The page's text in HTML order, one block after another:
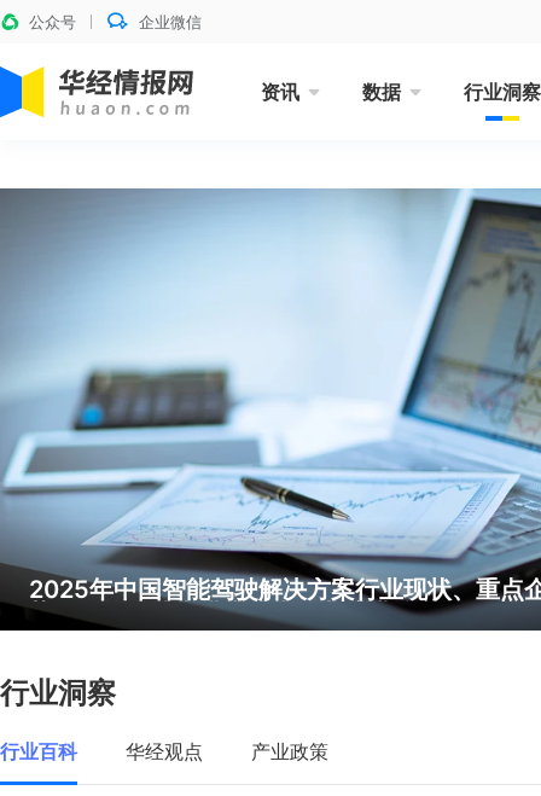
公众号 企业微信
资讯 数据 行业洞察
2025年中国智能驾驶解决方案行业现状、重点
势，AI算法技术进步成为行业演进核心「图」
行业洞察
行业百科 华经观点 产业政策